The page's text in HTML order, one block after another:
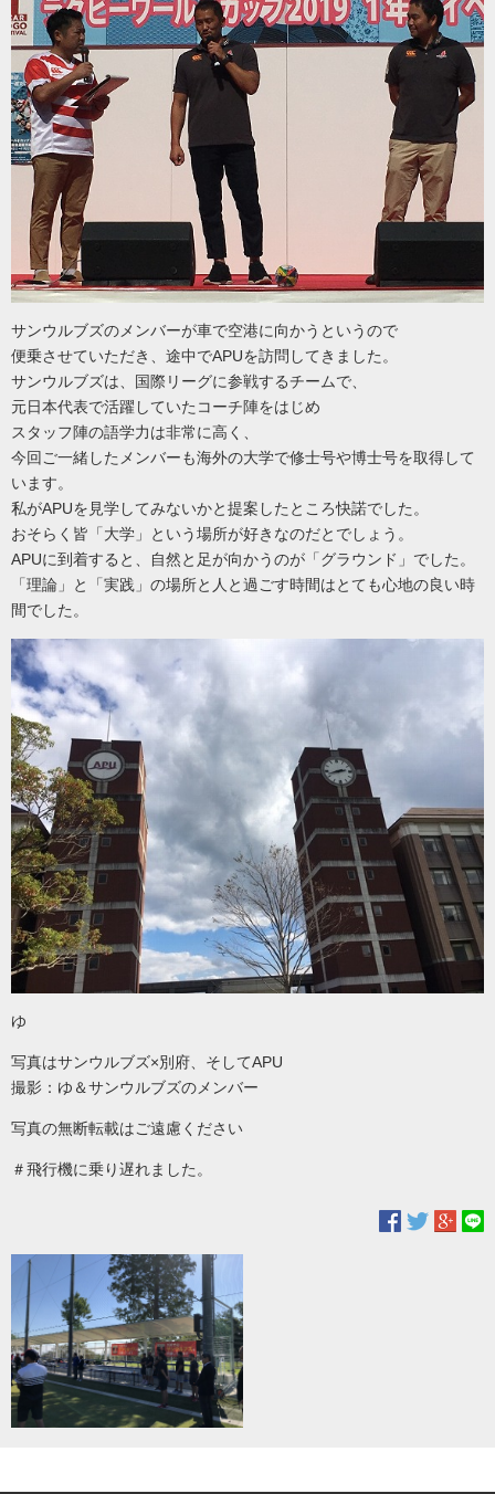
サンウルブズのメンバーが車で空港に向かうというので
便乗させていただき、途中でAPUを訪問してきました。
サンウルブズは、国際リーグに参戦するチームで、
元日本代表で活躍していたコーチ陣をはじめ
スタッフ陣の語学力は非常に高く、
今回ご一緒したメンバーも海外の大学で修士号や博士号を取得して
います。
私がAPUを見学してみないかと提案したところ快諾でした。
おそらく皆「大学」という場所が好きなのだとでしょう。
APUに到着すると、自然と足が向かうのが「グラウンド」でした。
「理論」と「実践」の場所と人と過ごす時間はとても心地の良い時
間でした。
ゆ
写真はサンウルブズ×別府、そしてAPU
撮影：ゆ＆サンウルブズのメンバー
写真の無断転載はご遠慮ください
＃飛行機に乗り遅れました。